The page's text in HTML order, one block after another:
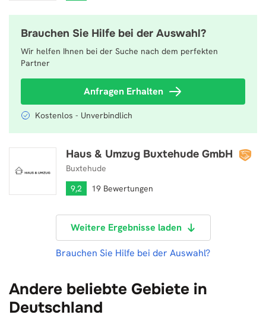
Brauchen Sie Hilfe bei der Auswahl?
Wir helfen Ihnen bei der Suche nach dem perfekten
Partner
Anfragen Erhalten
Kostenlos - Unverbindlich
Haus & Umzug Buxtehude GmbH
Buxtehude
9,2
19 Bewertungen
Haus & Umzug Buxtehude GmbH
Weitere Ergebnisse laden
Brauchen Sie Hilfe bei der Auswahl?
Andere beliebte Gebiete in
Deutschland